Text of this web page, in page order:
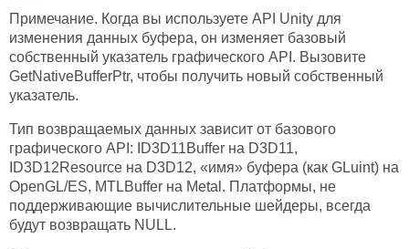
Примечание. Когда вы используете API Unity для
изменения данных буфера, он изменяет базовый
собственный указатель графического API. Вызовите
GetNativeBufferPtr, чтобы получить новый собственный
указатель.
Тип возвращаемых данных зависит от базового
графического API: ID3D11Buffer на D3D11,
ID3D12Resource на D3D12, «имя» буфера (как GLuint) на
OpenGL/ES, MTLBuffer на Metal. Платформы, не
поддерживающие вычислительные шейдеры, всегда
будут возвращать NULL.